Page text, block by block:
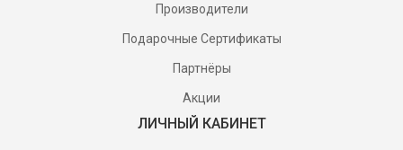
Производители
Подарочные Сертификаты
Партнёры
Акции
ЛИЧНЫЙ КАБИНЕТ